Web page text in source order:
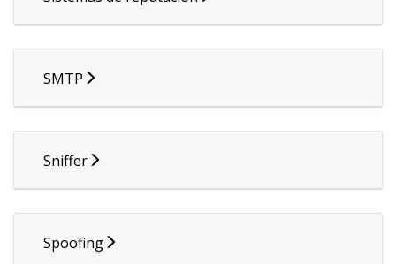
SMTP
Sniffer
Spoofing